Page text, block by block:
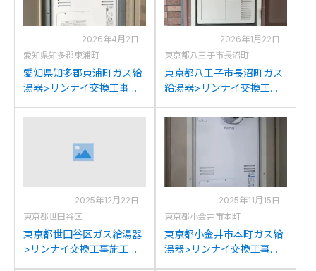
2026年4月2日
愛知県知多郡東浦町
愛知県知多郡東浦町ガス給
湯器>リンナイ交換工事施
2405AT2-3からリンナイ
2026年1月22日
東京都八王子市長沼町
東京都八王子市長沼町ガス
給湯器>リンナイ交換工事
AT-4203ARS4SW3QUから
リンナイRUFH-
2025年12月22日
東京都世田谷区
東京都世田谷区ガス給湯器
>リンナイ交換工事施工事
2025年11月15日
東京都小金井市本町
東京都小金井市本町ガス給
湯器>リンナイ交換工事施